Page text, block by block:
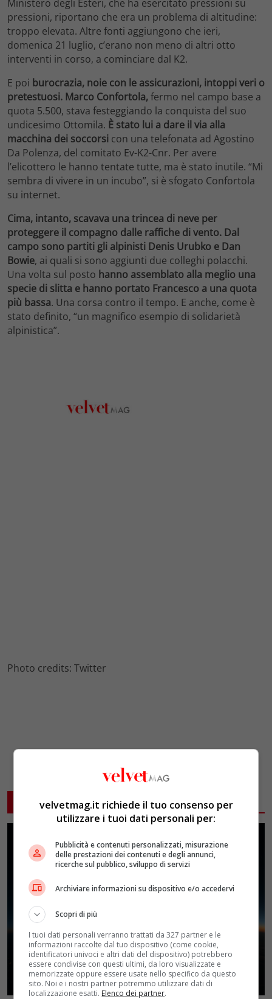
Ministero degli Esteri, che ha esercitato pressioni su
pressioni, riportano che era un problema di altitudine:
troppo elevata. Altre fonti aggiungono che ieri,
domenica 21 luglio, c’erano non meno di altri otto
interventi in corso, a cominciare dal K2.
E poi burocrazia, noie con le assicurazioni, intoppi veri o
pretestuosi. Marco Confortola,fermo nel campo base a
quota 5.500, stava festeggiando la conquista del suo
undicesimo Ottomila. È stato lui a dare il via alla
macchina dei soccorsi con una telefonata ad Agostino
Da Polenza, del comitato Ev-K2-Cnr. Per avere
l’elicottero le hanno tentate tutte, ma è stato inutile. “Mi
sembra di vivere in un incubo”, si è sfogato Confortola
su internet.
Cima, intanto, scavava una trincea di neve per
proteggere il compagno dalle raffiche di vento. Dal
campo sono partiti gli alpinisti Denis Urubko e Dan
Bowie, ai quali si sono aggiunti due colleghi polacchi.
Una volta sul posto hanno assemblato alla meglio una
specie di slitta e hanno portato Francesco a una quota
più bassa. Una corsa contro il tempo. E anche, come è
stato definito, “un magnifico esempio di solidarietà
alpinistica”.
Photo credits: Twitter
ARTICOLI CORRELATI
velvetmag.it richiede il tuo consenso per
utilizzare i tuoi dati personali per:
Pubblicità e contenuti personalizzati, misurazione
delle prestazioni dei contenuti e degli annunci,
ricerche sul pubblico, sviluppo di servizi
Archiviare informazioni su dispositivo e/o accedervi
Scopri di più
I tuoi dati personali verranno trattati da 327 partner e le
informazioni raccolte dal tuo dispositivo (come cookie,
identificatori univoci e altri dati del dispositivo) potrebbero
essere condivise con questi ultimi, da loro visualizzate e
memorizzate oppure essere usate nello specifico da questo
sito. Noi e i nostri partner potremmo utilizzare dati di
localizzazione esatti. Elenco dei partner.